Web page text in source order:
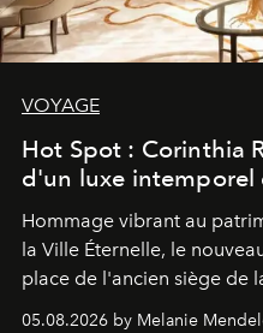
VOYAGE
Hot Spot : Corinthia
d'un luxe intemporel
Hommage vibrant au
la Ville Éternelle, le
place de l'ancien siège de
de vivre Romain dans
05.08.2026 by Melanie